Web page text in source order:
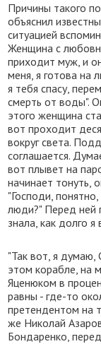
Причины такого
объяснил
ситуацией
Женщина с
приходит муж, и
меня, я готова на
я тебя спасу,
смерть от воды".
этого женщина
вот проходит
вокруг света.
соглашается.
вот плывет на
начинает тонуть,
"Господи,
люди?" Перед ней
знала, как долго
"Так вот, я думаю,
этом корабле, на
Яценюком в
равны - где-то
претендентом на
же Николай
Бондаренко,